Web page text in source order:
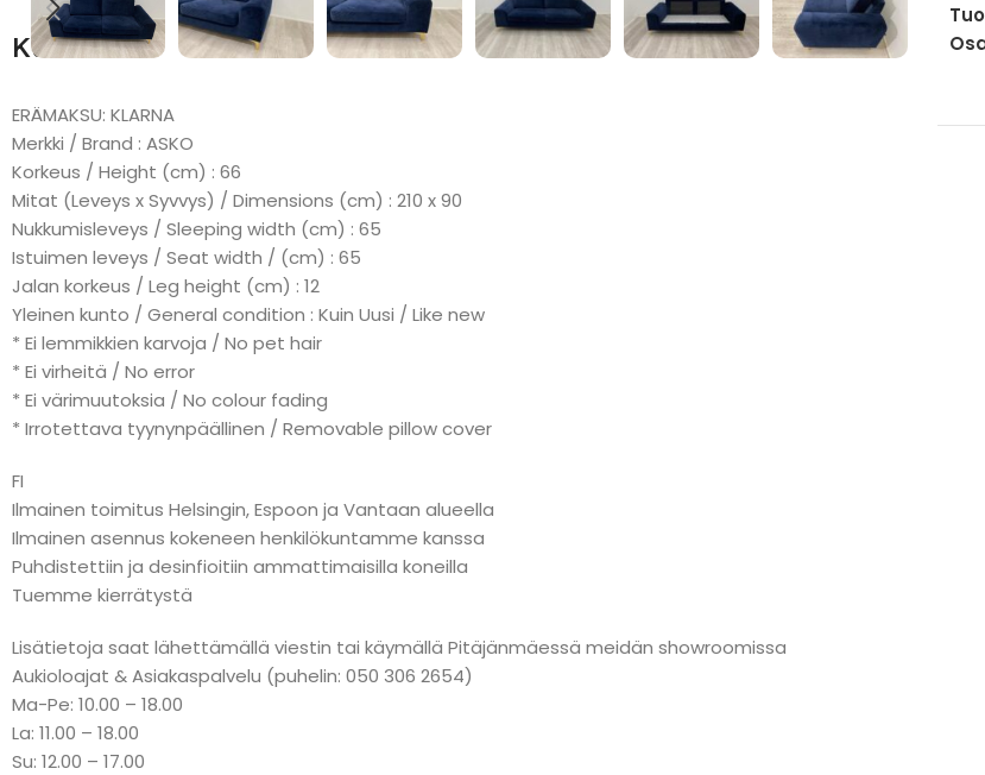
Kuvaus
ERÄMAKSU: KLARNA
Merkki / Brand : ASKO
Korkeus / Height (cm) : 66
Mitat (Leveys x Syvvys) / Dimensions (cm) : 210 x 90
Nukkumisleveys / Sleeping width (cm) : 65
Istuimen leveys / Seat width / (cm) : 65
Jalan korkeus / Leg height (cm) : 12
Yleinen kunto / General condition : Kuin Uusi / Like new
* Ei lemmikkien karvoja / No pet hair
* Ei virheitä / No error
* Ei värimuutoksia / No colour fading
* Irrotettava tyynynpäällinen / Removable pillow cover
FI
Ilmainen toimitus Helsingin, Espoon ja Vantaan alueella
Ilmainen asennus kokeneen henkilökuntamme kanssa
Puhdistettiin ja desinfioitiin ammattimaisilla koneilla
Tuemme kierrätystä
Lisätietoja saat lähettämällä viestin tai käymällä Pitäjänmäessä meidän showroomissa
Aukioloajat & Asiakaspalvelu (puhelin: 050 306 2654)
Ma-Pe: 10.00 – 18.00
La: 11.00 – 18.00
Su: 12.00 – 17.00